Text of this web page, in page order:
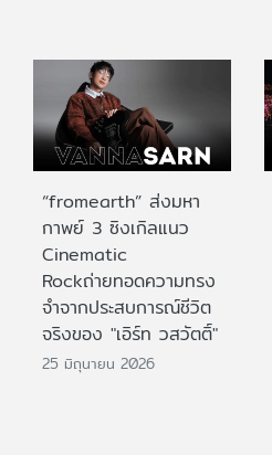
“fromearth” ส่งมหา
กาพย์ 3 ซิงเกิลแนว
Cinematic
Rockถ่ายทอดความทรง
จำจากประสบการณ์ชีวิต
จริงของ "เอิร์ท วสวัตติ์"
25 มิถุนายน 2026